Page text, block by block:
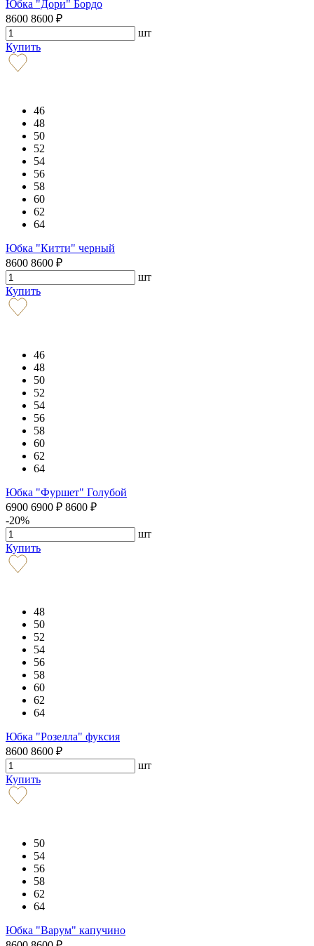
Юбка "Дори" Бордо
8600 8600 ₽
шт
Купить
46
48
50
52
54
56
58
60
62
64
Юбка "Китти" черный
8600 8600 ₽
шт
Купить
46
48
50
52
54
56
58
60
62
64
Юбка "Фуршет" Голубой
6900 6900 ₽ 8600 ₽
-20%
шт
Купить
48
50
52
54
56
58
60
62
64
Юбка "Розелла" фуксия
8600 8600 ₽
шт
Купить
50
54
56
58
62
64
Юбка "Варум" капучино